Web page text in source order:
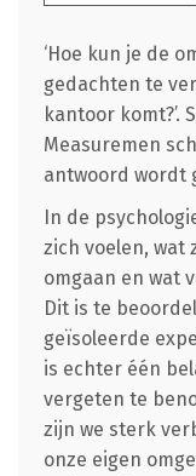
‘Hoe kun je de
gedachten te
kantoor komt?’.
Measuremen
antwoord wordt
In de
zich voelen, wat
omgaan en wat
Dit is te
geïsoleerde
is echter één
vergeten te
zijn we sterk
onze eigen